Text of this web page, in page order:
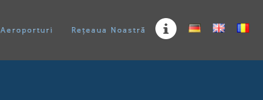
Aeroporturi Rețeaua Noastră